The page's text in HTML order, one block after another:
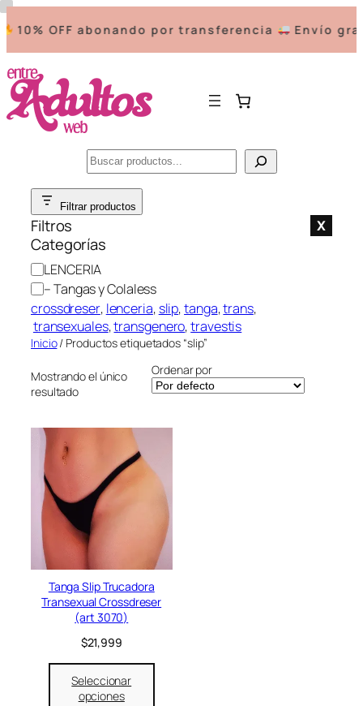
10% OFF abonando por transferencia Envío
Buscar
Saltar
contenido
Filtrar productos
Filtros X
Categorías
C
a
t
e
g
r
í
LENCERIA
– Tangas y Colaless
crossdreser, lenceria, slip, tanga, trans,
transexuales, transgenero, travestis
Inicio/ Productos etiquetados “slip”
Mostrando el único
resultado
Ordenar por
Tanga Slip Trucadora
Transexual Crossdreser
(art 3070)
$21,999
Seleccionar
opciones